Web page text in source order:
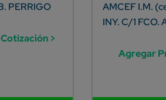
PERRIGO
>
AMCEF I.M.
INY. C/1 FCO.
Agregar